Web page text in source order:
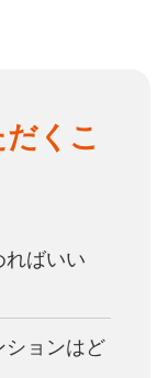
くこ
ればいい
ションはど